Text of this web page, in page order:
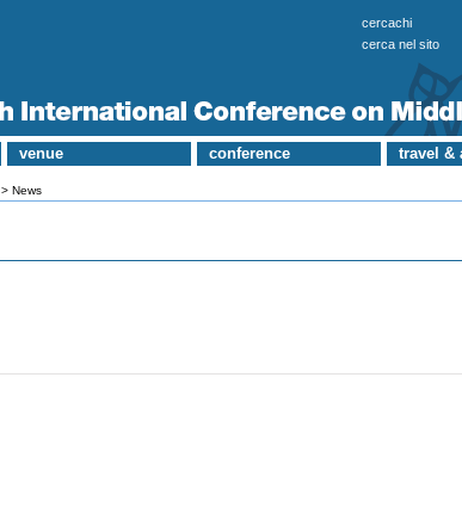
cercachi
cerca nel sito
venue conference travel &
> News